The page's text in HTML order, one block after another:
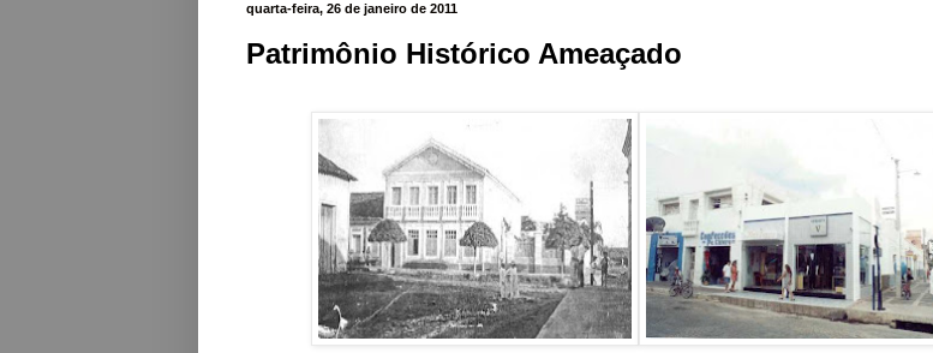
quarta-feira, 26 de janeiro de 2011
Patrimônio Histórico Ameaçado